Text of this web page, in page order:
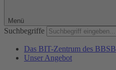
Menü
Suchbegriffe
Das BIT-Zentrum des BBSB
Unser Angebot